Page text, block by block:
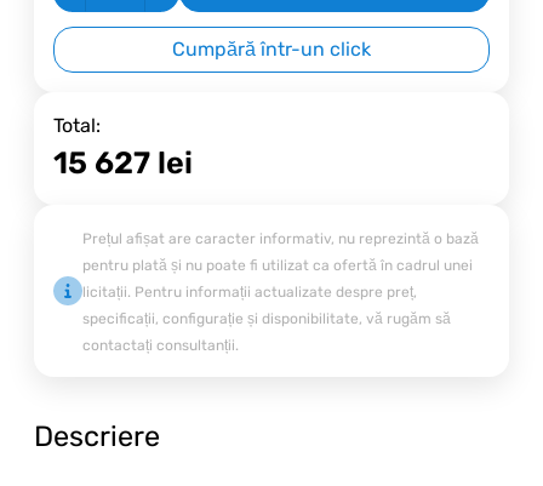
Cumpără într-un click
Total:
15 627 lei
Prețul afișat are caracter informativ, nu reprezintă o bază
pentru plată și nu poate fi utilizat ca ofertă în cadrul unei
licitații. Pentru informații actualizate despre preț,
specificații, configurație și disponibilitate, vă rugăm să
contactați consultanții.
Descriere